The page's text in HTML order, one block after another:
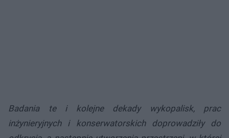
Badania te i kolejne dekady wykopalisk, prac
inżynieryjnych i konserwatorskich doprowadziły do